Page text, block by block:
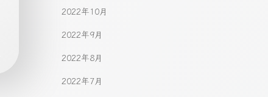
2022年10月
2022年9月
2022年8月
2022年7月